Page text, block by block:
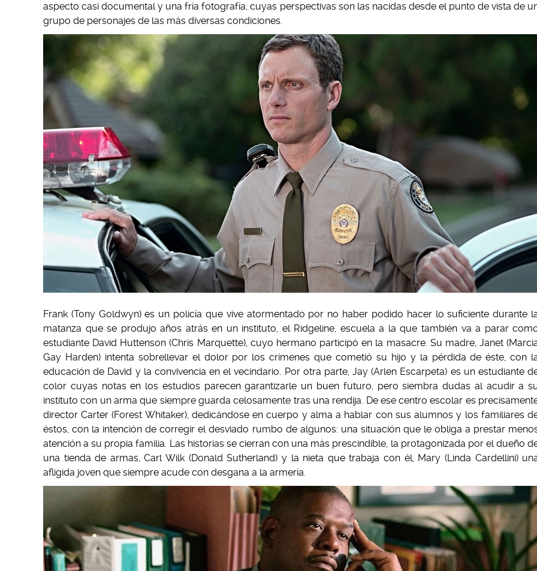
aspecto casi documental y una fría fotografía, cuyas perspectivas son las nacidas desde el punto de vista de
grupo de personajes de las más diversas condiciones.
Frank (Tony Goldwyn) es un policía que vive atormentado por no haber podido hacer lo suficiente durante
matanza que se produjo años atrás en un instituto, el Ridgeline, escuela a la que también va a parar
estudiante David Huttenson (Chris Marquette), cuyo hermano participó en la masacre. Su madre, Janet
Gay Harden) intenta sobrellevar el dolor por los crímenes que cometió su hijo y la pérdida de éste, con
educación de David y la convivencia en el vecindario. Por otra parte, Jay (Arlen Escarpeta) es un estudiante
color cuyas notas en los estudios parecen garantizarle un buen futuro, pero siembra dudas al acudir a
instituto con un arma que siempre guarda celosamente tras una rendija. De ese centro escolar es
director Carter (Forest Whitaker), dedicándose en cuerpo y alma a hablar con sus alumnos y los familiares
éstos, con la intención de corregir el desviado rumbo de algunos: una situación que le obliga a prestar
atención a su propia familia. Las historias se cierran con una más prescindible, la protagonizada por el dueño
una tienda de armas, Carl Wilk (Donald Sutherland) y la nieta que trabaja con él, Mary (Linda Cardellini)
afligida joven que siempre acude con desgana a la armería.